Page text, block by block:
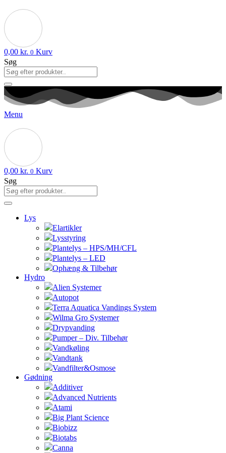
0,00 kr. 0 Kurv
Søg
Menu
0,00 kr. 0 Kurv
Søg
Lys
Elartikler
Lysstyring
Plantelys – HPS/MH/CFL
Plantelys – LED
Ophæng & Tilbehør
Hydro
Alien Systemer
Autopot
Terra Aquatica Vandings System
Wilma Gro Systemer
Drypvanding
Pumper – Div. Tilbehør
Vandkøling
Vandtank
Vandfilter&Osmose
Gødning
Additiver
Advanced Nutrients
Atami
Big Plant Science
Biobizz
Biotabs
Canna